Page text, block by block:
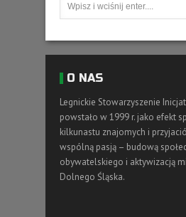
O NAS
Legnickie Stowarzyszenie
powstało w 1999 r. jako efekt
kilkunastu znajomych i
wspólną pasją – budową
obywatelskiego i aktywizacją
Dolnego Śląska.